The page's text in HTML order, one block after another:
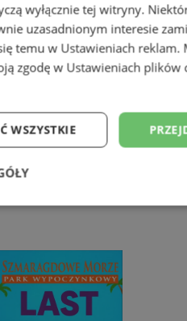
do -70%!
www - Tychy
- codziennie nowe
wyłącznie tej witryny.
uzasadnionym interesie
temu w Ustawieniach reklam.
zgodę w Ustawieniach plików
WSZYSTKIE
Wydajność
Niesklasyfikowane